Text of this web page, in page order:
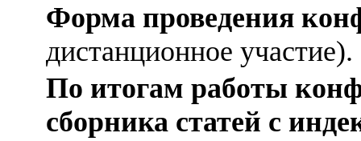
Форма проведения
дистанционное участие).
По итогам работы
сборника статей с